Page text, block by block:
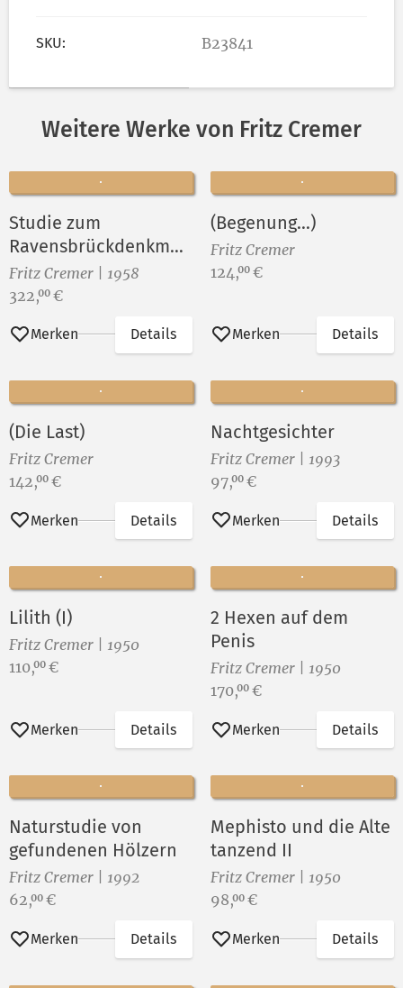
SKU: B23841
Weitere Werke von Fritz Cremer
Studie zum
Ravensbrückdenkmal
(Blatt 1)
Fritz Cremer | 1958
Preis:
322,00 €
Merken Details
(Begenung...)
Fritz Cremer
Preis:
124,00 €
Merken Details
(Die Last)
Fritz Cremer
Preis:
142,00 €
Merken Details
Nachtgesichter
Fritz Cremer | 1993
Preis:
97,00 €
Merken Details
Lilith (I)
Fritz Cremer | 1950
Preis:
110,00 €
Merken Details
2 Hexen auf dem
Penis
Fritz Cremer | 1950
Preis:
170,00 €
Merken Details
Naturstudie von
gefundenen Hölzern
Fritz Cremer | 1992
Preis:
62,00 €
Merken Details
Mephisto und die Alte
tanzend II
Fritz Cremer | 1950
Preis:
98,00 €
Merken Details